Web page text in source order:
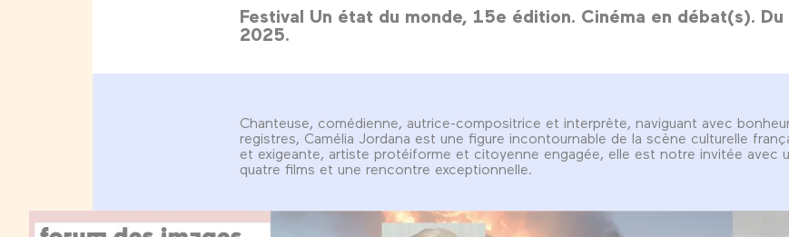
Festival Un état du monde, 15e édition. Cinéma en débat(s). Du
2025.
Chanteuse, comédienne, autrice-compositrice et interprète, naviguant avec
registres, Camélia Jordana est une figure incontournable de la scène culturelle
et exigeante, artiste protéiforme et citoyenne engagée, elle est notre invitée avec
quatre films et une rencontre exceptionnelle.